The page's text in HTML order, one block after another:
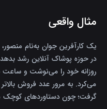
مثال واقعی
یک کارآفرین جوان به‌نام
در حوزه پوشاک آنلاین رشد
روزانه خود را می‌نوشت و
می‌کرد. به مرور عدد فروش
گرفت؛ چون دستاوردهای